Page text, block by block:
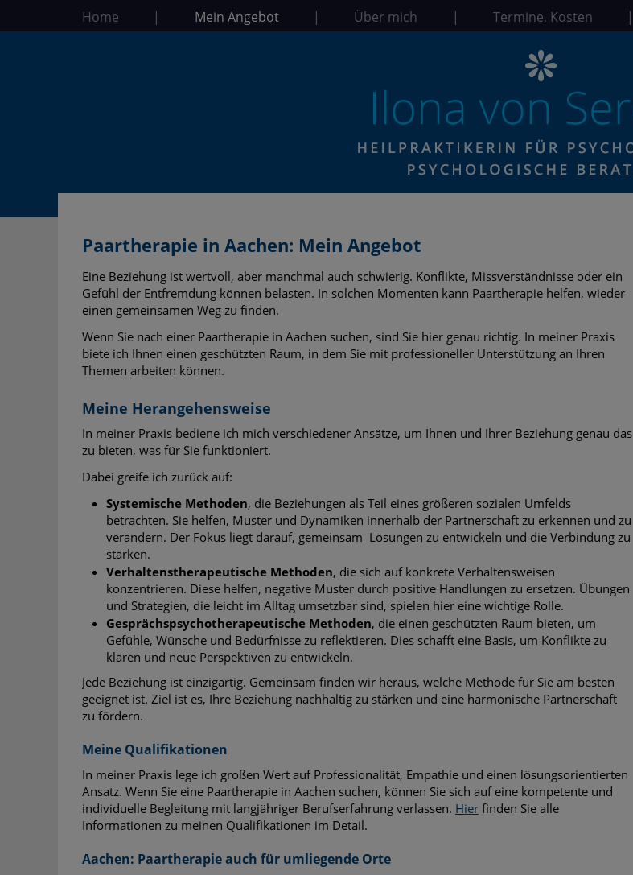
Home | Mein Angebot | Über mich | Termine, Kosten |
Paartherapie in Aachen: Mein Angebot
Eine Beziehung ist wertvoll, aber manchmal auch schwierig. Konflikte, Missverständnisse oder ein
Gefühl der Entfremdung können belasten. In solchen Momenten kann Paartherapie helfen, wieder
einen gemeinsamen Weg zu finden.
Wenn Sie nach einer Paartherapie in Aachen suchen, sind Sie hier genau richtig. In meiner Praxis
biete ich Ihnen einen geschützten Raum, in dem Sie mit professioneller Unterstützung an Ihren
Themen arbeiten können.
Meine Herangehensweise
In meiner Praxis bediene ich mich verschiedener Ansätze, um Ihnen und Ihrer Beziehung genau das
zu bieten, was für Sie funktioniert.
Dabei greife ich zurück auf:
Systemische Methoden, die Beziehungen als Teil eines größeren sozialen Umfelds
betrachten. Sie helfen, Muster und Dynamiken innerhalb der Partnerschaft zu erkennen und zu
verändern. Der Fokus liegt darauf, gemeinsam Lösungen zu entwickeln und die Verbindung zu
stärken.
Verhaltenstherapeutische Methoden, die sich auf konkrete Verhaltensweisen
konzentrieren. Diese helfen, negative Muster durch positive Handlungen zu ersetzen. Übungen
und Strategien, die leicht im Alltag umsetzbar sind, spielen hier eine wichtige Rolle.
Gesprächspsychotherapeutische Methoden, die einen geschützten Raum bieten, um
Gefühle, Wünsche und Bedürfnisse zu reflektieren. Dies schafft eine Basis, um Konflikte zu
klären und neue Perspektiven zu entwickeln.
Jede Beziehung ist einzigartig. Gemeinsam finden wir heraus, welche Methode für Sie am besten
geeignet ist. Ziel ist es, Ihre Beziehung nachhaltig zu stärken und eine harmonische Partnerschaft
zu fördern.
Meine Qualifikationen
In meiner Praxis lege ich großen Wert auf Professionalität, Empathie und einen lösungsorientierten
Ansatz. Wenn Sie eine Paartherapie in Aachen suchen, können Sie sich auf eine kompetente und
individuelle Begleitung mit langjähriger Berufserfahrung verlassen. Hier finden Sie alle
Informationen zu meinen Qualifikationen im Detail.
Aachen: Paartherapie auch für umliegende Orte